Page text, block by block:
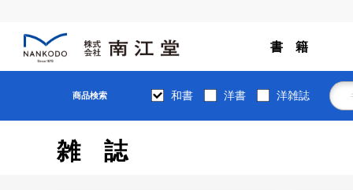
書 籍
商品検索 和書 洋書 洋雑誌
雑誌